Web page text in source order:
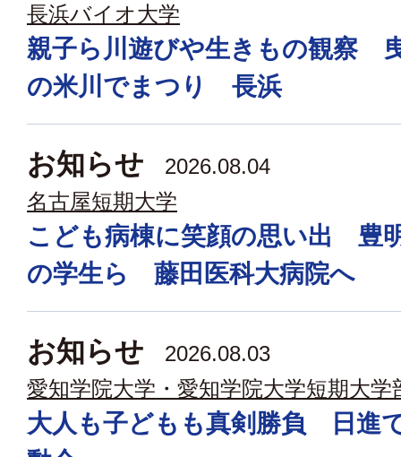
長浜バイオ大学
親子ら川遊びや生きもの観察
の米川でまつり 長浜
お知らせ
2026.08.04
名古屋短期大学
こども病棟に笑顔の思い出 豊
の学生ら 藤田医科大病院へ
お知らせ
2026.08.03
愛知学院大学・愛知学院大学短期大学
大人も子どもも真剣勝負 日進